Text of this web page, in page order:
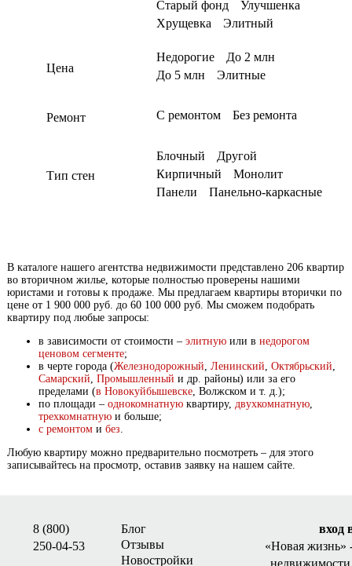
Старый фонд
Улучшенка
Хрущевка
Элитный
Цена
Недорогие
До 2 млн
До 5 млн
Элитные
Ремонт С ремонтом Без ремонта
Тип стен
Блочный
Другой
Кирпичный
Монолит
Панели
Панельно-каркасные
В каталоге нашего агентства недвижимости представлено 206 квартир
во вторичном жилье, которые полностью проверены нашими
юристами и готовы к продаже. Мы предлагаем квартиры вторички по
цене от 1 900 000 руб. до 60 100 000 руб. Мы сможем подобрать
квартиру под любые запросы:
в зависимости от стоимости – элитнуюили в недорогом
ценовом сегменте;
в черте города (Железнодорожный Ленинский Октябрьский
Самарский Промышленный и др. районы) или за его
пределами (в Новокуйбышевске, Волжском и т. д.);
по площади – однокомнатнуюквартиру, двухкомнатную,
трехкомнатнуюи больше;
с ремонтоми без
Любую квартиру можно предварительно посмотреть – для этого
записывайтесь на просмотр, оставив заявку на нашем сайте.
8 (800)
250-04-53
Блог
Отзывы
Новостройки
вход
«Новая жизнь»